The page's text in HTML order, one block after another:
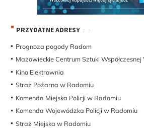
PRZYDATNE ADRESY
Prognoza pogody Radom
Mazowieckie Centrum Sztuki
Kino Elektrownia
Straż Pożarna w Radomiu
Komenda Miejska Policji w Radomiu
Komenda Wojewódzka Policji w Radomiu
Straż Miejska w Radomiu